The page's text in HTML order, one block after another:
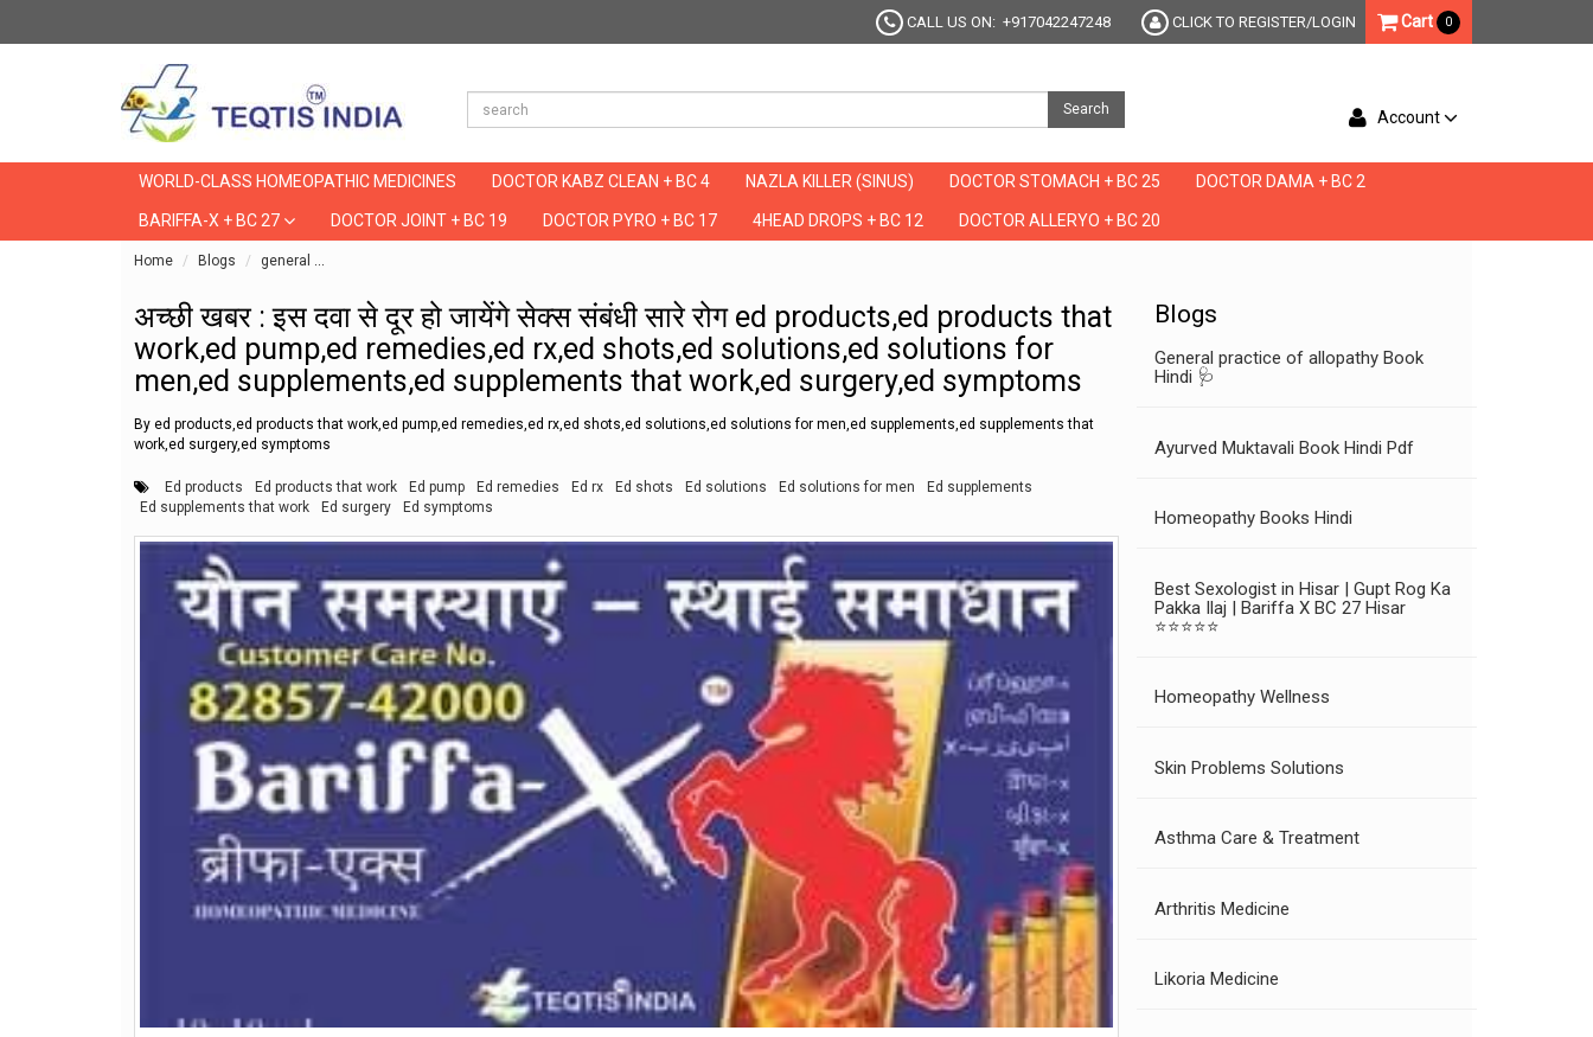
CALL US ON: +917042247248 CLICK TO REGISTER/LOGIN Cart 0
Search Account
WORLD-CLASS HOMEOPATHIC MEDICINES DOCTOR KABZ CLEAN + BC 4 NAZLA KILLER (SINUS) DOCTOR STOMACH + BC 25 DOCTOR DAMA + BC 2
BARIFFA-X + BC 27 DOCTOR JOINT + BC 19 DOCTOR PYRO + BC 17 4HEAD DROPS + BC 12 DOCTOR ALLERYO + BC 20
Home Blogs general
अच्छी खबर : इस दवा से दूर हो जायेंगे सेक्स संबंधी सारे रोग ed products,ed products that
work,ed pump,ed remedies,ed rx,ed shots,ed solutions,ed solutions for
men,ed supplements,ed supplements that work,ed surgery,ed symptoms
By ed products,ed products that work,ed pump,ed remedies,ed rx,ed shots,ed solutions,ed solutions for men,ed supplements,ed supplements that
work,ed surgery,ed symptoms
Ed products Ed products that work Ed pump Ed remedies Ed rx Ed shots Ed solutions Ed solutions for men
Ed supplements
Ed supplements that work
Ed surgery Ed symptoms
Blogs
General practice of allopathy Book
Hindi 🩺
Ayurved Muktavali Book Hindi Pdf
Homeopathy Books Hindi
Best Sexologist in Hisar | Gupt Rog Ka
Pakka Ilaj | Bariffa X BC 27 Hisar
⭐⭐⭐⭐⭐
Homeopathy Wellness
Skin Problems Solutions
Asthma Care & Treatment
Arthritis Medicine
Likoria Medicine